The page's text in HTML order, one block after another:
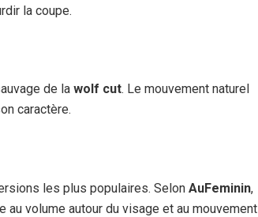
la coupe.
de lawolf cut. Le mouvement naturel
caractère.
les plus populaires. SelonAuFeminin,
au volume autour du visage et au mouvement